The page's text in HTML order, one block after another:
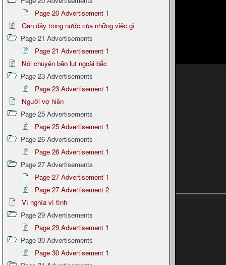
Page 20 Advertisement 1
Gần đây trong nước của những việc gì
Page 21 Advertisements
Page 21 Advertisement 1
Nói chuyện bão lụt ngoài bắc
Page 23 Advertisements
Page 23 Advertisement 1
Người vợ hiền
Page 25 Advertisements
Page 25 Advertisement 1
Page 26 Advertisements
Page 26 Advertisement 1
Page 27 Advertisements
Page 27 Advertisement 1
Page 27 Advertisement 2
Vì nghĩa vì tình
Page 29 Advertisements
Page 29 Advertisement 1
Page 30 Advertisements
Page 30 Advertisement 1